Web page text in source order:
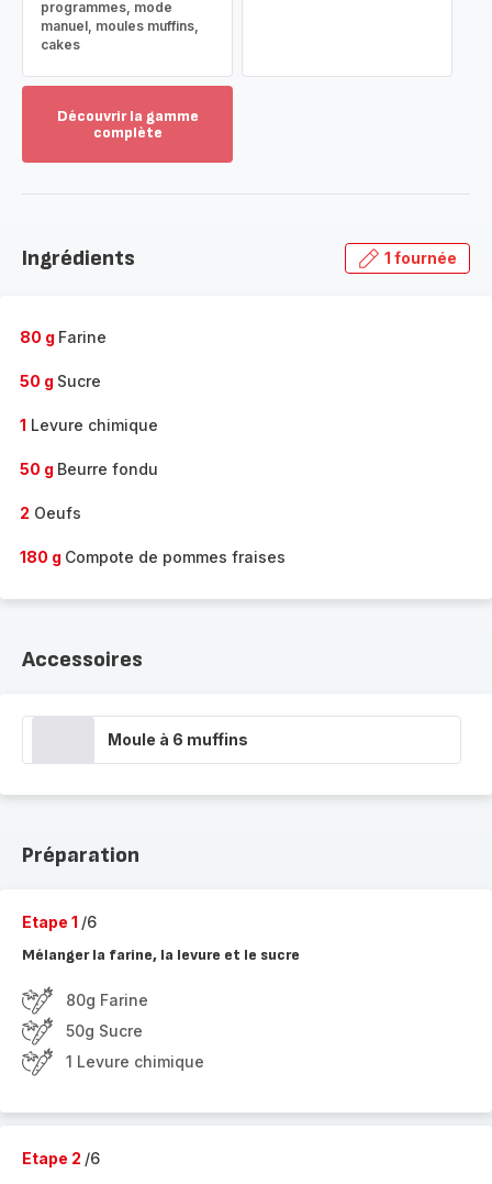
programmes, mode
manuel, moules muffins,
cakes
Découvrir la gamme
complète
gamme
Ingrédients 1 fournée
80 g Farine
50 g Sucre
1 Levure chimique
50 g Beurre fondu
2 Oeufs
180 g Compote de pommes fraises
Accessoires
Moule à 6 muffins
Préparation
Etape 1 /6
Mélanger la farine, la levure et le sucre
80g Farine
50g Sucre
1 Levure chimique
Etape 2 /6